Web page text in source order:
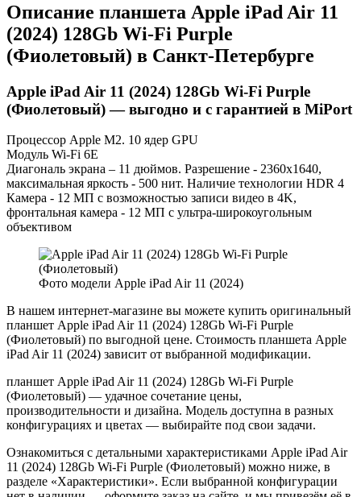
Описание планшета Apple iPad Air 11
(2024) 128Gb Wi-Fi Purple
(Фиолетовый) в Санкт-Петербурге
Apple iPad Air 11 (2024) 128Gb Wi-Fi Purple
(Фиолетовый) — выгодно и с гарантией в MiPort
Процессор Apple M2. 10 ядер GPU
Модуль Wi-Fi 6E
Диагональ экрана – 11 дюймов. Разрешение - 2360x1640,
максимальная яркость - 500 нит. Наличие технологии HDR 4
Камера - 12 МП с возможностью записи видео в 4K,
фронтальная камера - 12 МП с ультра-широкоугольным
объективом
Фото модели Apple iPad Air 11 (2024)
В нашем интернет-магазине вы можете купить оригинальный
планшет Apple iPad Air 11 (2024) 128Gb Wi-Fi Purple
(Фиолетовый) по выгодной цене. Стоимость планшета Apple
iPad Air 11 (2024) зависит от выбранной модификации.
планшет Apple iPad Air 11 (2024) 128Gb Wi-Fi Purple
(Фиолетовый) — удачное сочетание цены,
производительности и дизайна. Модель доступна в разных
конфигурациях и цветах — выбирайте под свои задачи.
Ознакомиться с детальными характеристиками Apple iPad Air
11 (2024) 128Gb Wi-Fi Purple (Фиолетовый) можно ниже, в
разделе «Характеристики». Если выбранной конфигурации